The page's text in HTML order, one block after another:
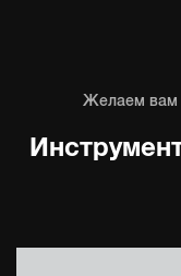
Желаем вам